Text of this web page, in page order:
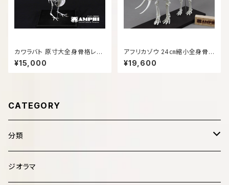
カワラバト 原寸大全身骨格レプ
リカ【台座付き】
¥15,000
アフリカゾウ 24㎝縮小全身骨
格模型
¥19,600
CATEGORY
分類
哺乳類 Mammalia
ジオラマ